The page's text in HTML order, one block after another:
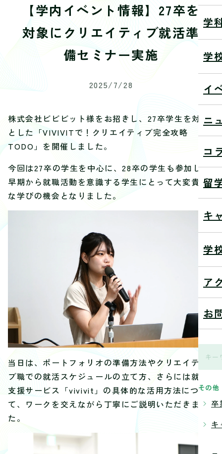
学
学
イ
ニ
コ
留
キ
学
ア
お
その他
卒
キ
【学内イベント情報】27卒を
対象にクリエイティブ就活準
備セミナー実施
2025/7/28
株式会社ビビビット様をお招きし、27卒学生を対象
とした「VIVIVITで！クリエイティブ完全攻略
TODO」を開催しました。
今回は27卒の学生を中心に、28卒の学生も参加し、
早期から就職活動を意識する学生にとって大変貴重
な学びの機会となりました。
当日は、ポートフォリオの準備方法やクリエイティ
ブ職での就活スケジュールの立て方、さらには就活
支援サービス「vivivit」の具体的な活用方法につい
て、ワークを交えながら丁寧にご説明いただきまし
た。